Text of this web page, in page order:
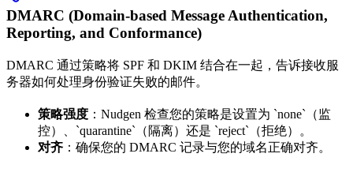
DMARC (Domain-based Message Authentication,
Reporting, and Conformance)
DMARC 通过策略将 SPF 和 DKIM 结合在一起，告诉接收服
务器如何处理身份验证失败的邮件。
策略强度 ：Nudgen 检查您的策略是设置为 `none`（监
控）、`quarantine`（隔离）还是 `reject`（拒绝）。
对齐 ：确保您的 DMARC 记录与您的域名正确对齐。